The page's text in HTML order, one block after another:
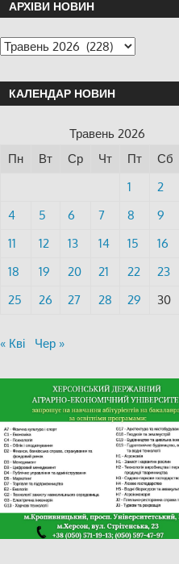
АРХІВИ НОВИН
КАЛЕНДАР НОВИН
Травень 2026
Пн
Вт Ср Чт Пт Сб
1
2
4
5 6 7 8 9
11
12 13 14 15 16
18
19 20 21 22 23
25
26 27 28 29 30
« Кві Чер »